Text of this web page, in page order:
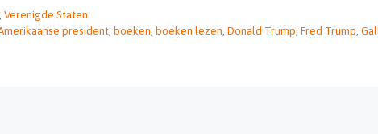
Verenigde Staten
president, boeken boeken lezen Donald Trump Fred Trump